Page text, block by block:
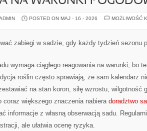
POSTED ON MAJ - 16 - 2026
MOŻLIWOŚĆ
zabiegi w sadzie, gdy każdy tydzień sezonu
wymaga ciągłego reagowania na warunki, bo
roślin często sprawiają, że sam kalendarz
na stan koron, siłę wzrostu, wilgotność
coraz większego znaczenia nabiera doradztwo
informacje z własną obserwacją sadu.
ale ułatwia ocenę ryzyka.